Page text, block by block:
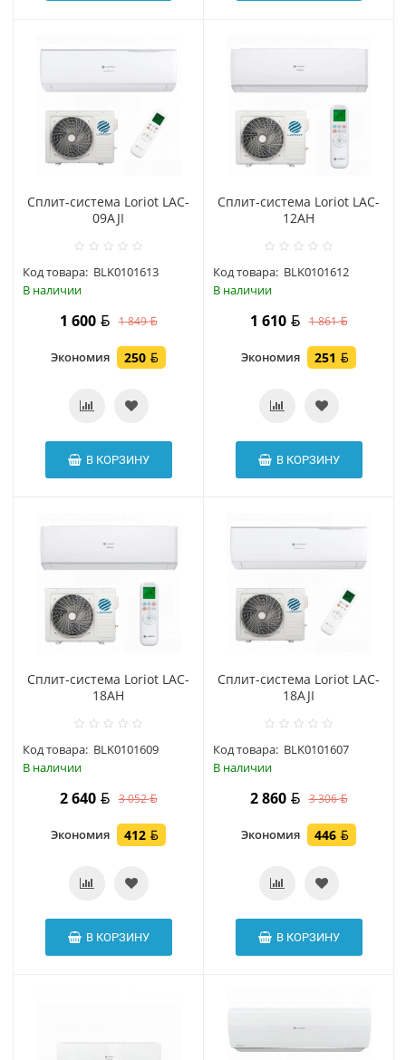
Сплит-система Loriot LAC-
09AJI
Код товара: BLK0101613
В наличии
1 600 1 849
Экономия 250
В КОРЗИНУ
Сплит-система Loriot LAC-
12AH
Код товара: BLK0101612
В наличии
1 610 1 861
Экономия 251
В КОРЗИНУ
Сплит-система Loriot LAC-
18AH
Код товара: BLK0101609
В наличии
2 640 3 052
Экономия 412
В КОРЗИНУ
Сплит-система Loriot LAC-
18AJI
Код товара: BLK0101607
В наличии
2 860 3 306
Экономия 446
В КОРЗИНУ